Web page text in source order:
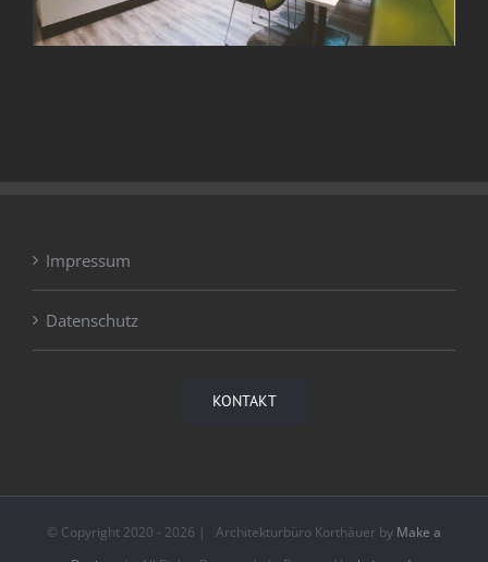
Impressum
Datenschutz
KONTAKT
© Copyright 2020 - 2026 | Architekturbüro Korthäuer by Make a